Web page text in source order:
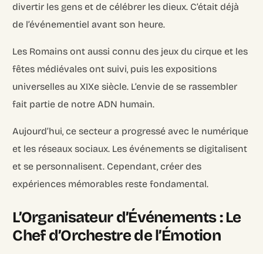
divertir les gens et de célébrer les dieux. C’était déjà
de l’événementiel avant son heure.
Les Romains ont aussi connu des jeux du cirque et les
fêtes médiévales ont suivi, puis les expositions
universelles au XIXe siècle. L’envie de se rassembler
fait partie de notre ADN humain.
Aujourd’hui, ce secteur a progressé avec le numérique
et les réseaux sociaux. Les événements se digitalisent
et se personnalisent. Cependant, créer des
expériences mémorables reste fondamental.
L’Organisateur d’Événements : Le
Chef d’Orchestre de l’Émotion